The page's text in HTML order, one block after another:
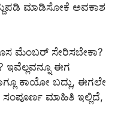
ಮಾಡಿಸೋಕೆ ಅವಕಾಶ
ಮೆಂಬರ್ ಸೇರಿಸಬೇಕಾ?
ಈಗ
ಕಾಯೋ ಬದ್ಲು, ಈಗಲೇ
ಮಾಹಿತಿ ಇಲ್ಲಿದೆ,